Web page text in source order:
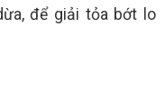
để giải tỏa bớt lo